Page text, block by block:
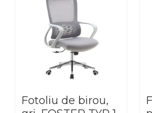
Fotoliu de birou,